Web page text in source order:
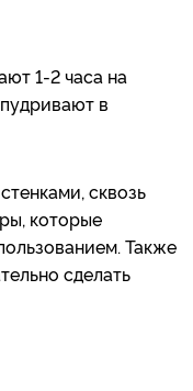
1-2 часа на
в
сквозь
которые
Также
сделать